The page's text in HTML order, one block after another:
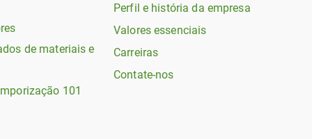
de materiais e
101
Perfil e história da empresa
Valores essenciais
Carreiras
Contate-nos